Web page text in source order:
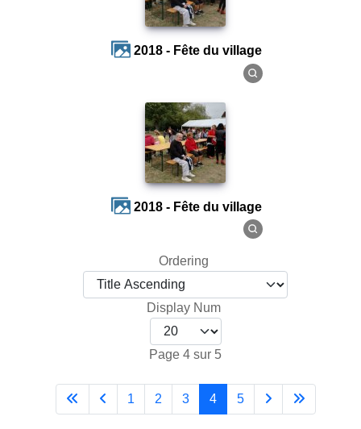
2018 - Fête du village
2018 - Fête du village
Ordering
Display Num
Page 4 sur 5
1 2 3 4 5